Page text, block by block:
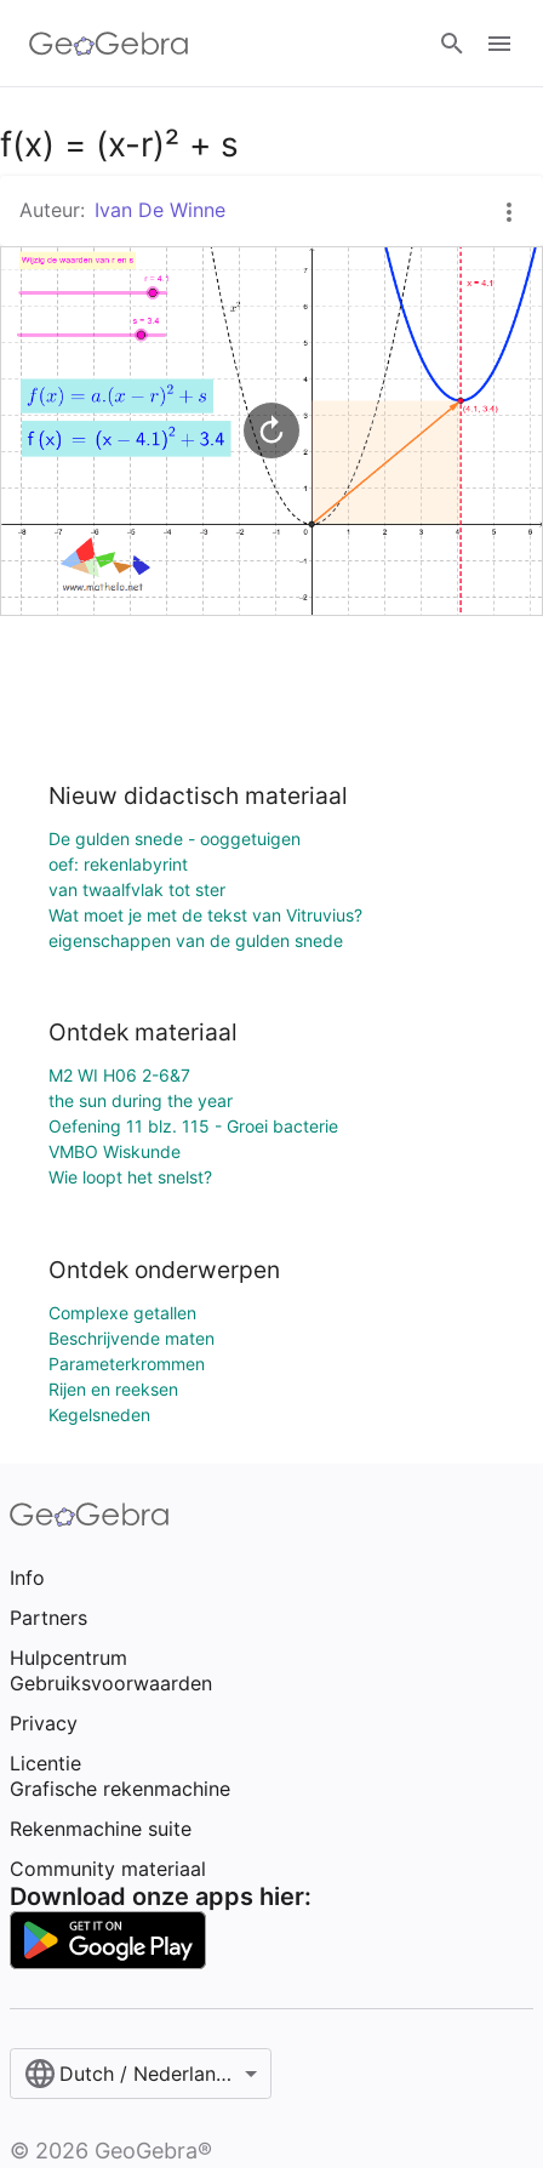
Google Classroom
GeoGebra Klaslokaal
Aanmelden
f(x) = (x-r)² + s
Auteur: Ivan De Winne
Nieuw didactisch materiaal
De gulden snede - ooggetuigen
oef: rekenlabyrint
van twaalfvlak tot ster
Wat moet je met de tekst van Vitruvius?
eigenschappen van de gulden snede
Ontdek materiaal
M2 WI H06 2-6&7
the sun during the year
Oefening 11 blz. 115 - Groei bacterie
VMBO Wiskunde
Wie loopt het snelst?
Ontdek onderwerpen
Complexe getallen
Beschrijvende maten
Parameterkrommen
Rijen en reeksen
Kegelsneden
Info
Partners
Hulpcentrum
Gebruiksvoorwaarden
Privacy
Licentie
Grafische rekenmachine
Rekenmachine suite
Community materiaal
Download onze apps hier:
Dutch / Nederlands‎ (België)‎
© 2026 GeoGebra®